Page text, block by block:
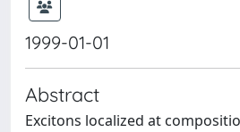
1999-01-01
Abstract
Excitons localized at